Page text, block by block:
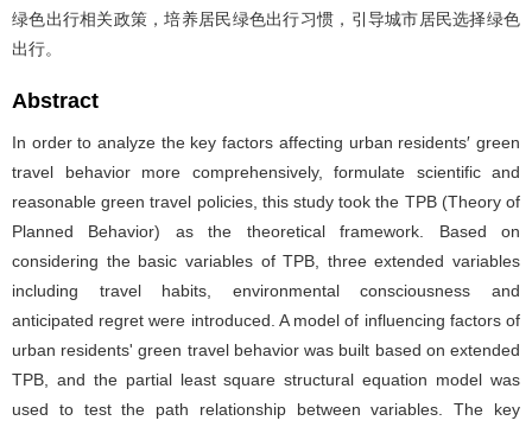
绿色出行相关政策，培养居民绿色出行习惯，引导城市居民选择绿色
出行。
Abstract
In order to analyze the key factors affecting urban residents′ green
travel behavior more comprehensively, formulate scientific and
reasonable green travel policies, this study took the TPB (Theory of
Planned Behavior) as the theoretical framework. Based on
considering the basic variables of TPB, three extended variables
including travel habits, environmental consciousness and
anticipated regret were introduced. A model of influencing factors of
urban residents' green travel behavior was built based on extended
TPB, and the partial least square structural equation model was
used to test the path relationship between variables. The key